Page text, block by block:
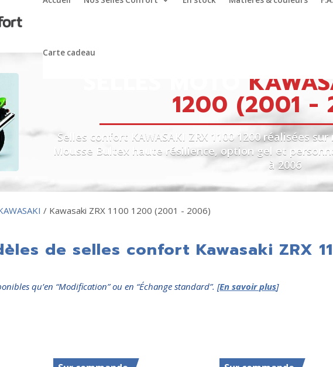
Carte cadeau
1200 (2001 -
Selles confort KAWASAKI ZRX 1100 1200 réalisées
Mousse Bultex haute résilience, option gel et
à 2006
/ Kawasaki ZRX 1100 1200 (2001 - 2006)
de selles confort Kawasaki ZRX
qu’en “Modification” ou en “Échange standard”. [En savoir plus]